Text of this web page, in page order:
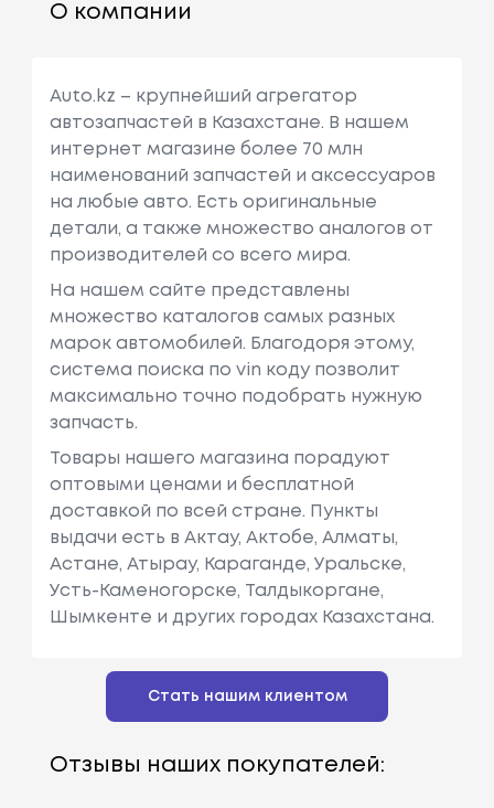
О компании
Auto.kz – крупнейший агрегатор
автозапчастей в Казахстане. В нашем
интернет магазине более 70 млн
наименований запчастей и аксессуаров
на любые авто. Есть оригинальные
детали, а также множество аналогов от
производителей со всего мира.
На нашем сайте представлены
множество каталогов самых разных
марок автомобилей. Благодоря этому,
система поиска по vin коду позволит
максимально точно подобрать нужную
запчасть.
Товары нашего магазина порадуют
оптовыми ценами и бесплатной
доставкой по всей стране. Пункты
выдачи есть в Актау, Актобе, Алматы,
Астане, Атырау, Караганде, Уральске,
Усть-Каменогорске, Талдыкоргане,
Шымкенте и других городах Казахстана.
Стать нашим клиентом
Отзывы наших покупателей: